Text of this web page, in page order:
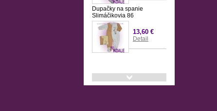
Dupačky na spanie
Slimáčikovia 86
13,60 €
Detail